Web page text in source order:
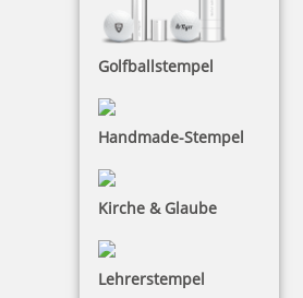
Golfballstempel
Handmade-Stempel
Kirche & Glaube
Lehrerstempel
COLORIS Bürostempelfarbe 4010 50
10,90 €